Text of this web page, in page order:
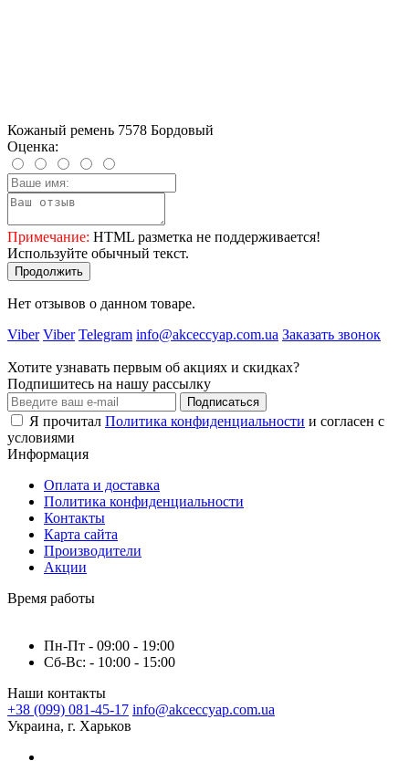
Кожаный ремень 7578 Бордовый
Оценка:
Примечание: HTML разметка не поддерживается!
Используйте обычный текст.
Продолжить
Нет отзывов о данном товаре.
Viber Viber Telegram info@akceccyap.com.ua Заказать звонок
Хотите узнавать первым об акциях и скидках?
Подпишитесь на нашу рассылку
Подписаться
Я прочитал Политика конфиденциальности и согласен с
условиями
Информация
Оплата и доставка
Политика конфиденциальности
Контакты
Карта сайта
Производители
Акции
Время работы
Пн-Пт - 09:00 - 19:00
Сб-Вс: - 10:00 - 15:00
Наши контакты
+38 (099) 081-45-17 info@akceccyap.com.ua
Украина, г. Харьков